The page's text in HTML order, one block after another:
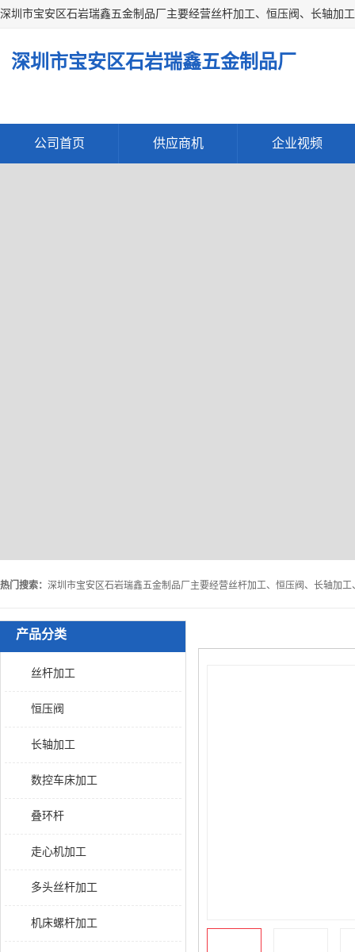
深圳市宝安
公司首页 供应商机 企业视频
热门搜索：
产品分类
丝杆加工
恒压阀
长轴加工
数控车床加工
叠环杆
走心机加工
多头丝杆加工
机床螺杆加工